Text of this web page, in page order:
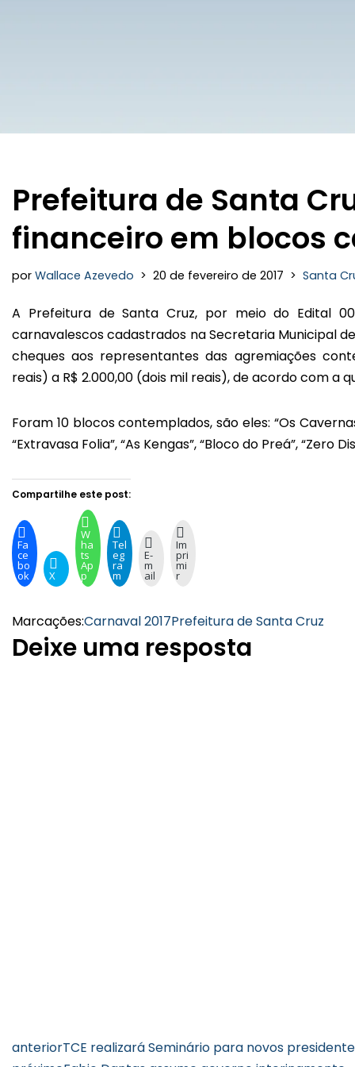
Prefeitura de Santa
financeiro em blocos
por Wallace Azevedo 20 de fevereiro de 2017 Santa
A Prefeitura de Santa Cruz, por meio do Edital
carnavalescos cadastrados na Secretaria Municipal
cheques aos representantes das agremiações
reais) a R$ 2.000,00 (dois mil reais), de acordo com a
Foram 10 blocos contemplados, são eles: “Os
“Extravasa Folia”, “As Kengas”, “Bloco do Preá”, “Zero
Compartilhe este post:
Fa
ce
bo
ok X
W
ha
ts
Ap
p
Tel
eg
ra
m
E-
m
ail
Im
pri
mi
r
Marcações:Carnaval 2017Prefeitura de Santa Cruz
Deixe uma resposta
anteriorTCE realizará Seminário para novos